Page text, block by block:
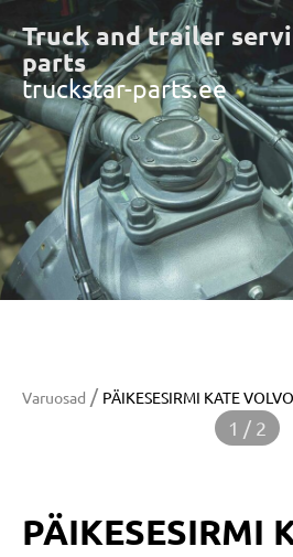
Truck and trailer
parts
truckstar-parts.ee
Varuosad / PÄIKESESIRMI KATE
1 / 2
PÄIKESESIRMI